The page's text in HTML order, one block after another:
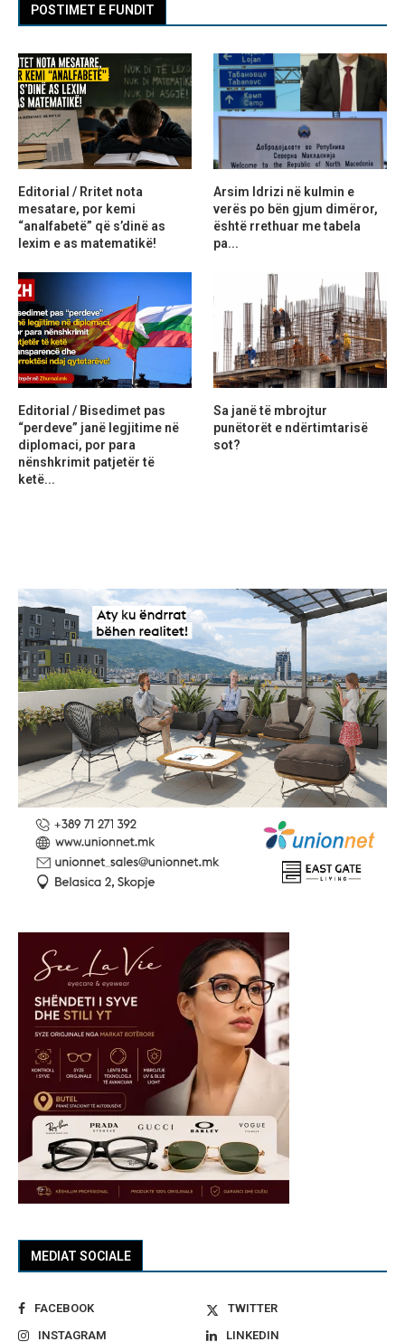
MEDIAT SOCIALE
FACEBOOK
TWITTER
INSTAGRAM
LINKEDIN
POSTIMET E FUNDIT
Editorial / Rritet nota
mesatare, por kemi
“analfabetë” që s’dinë as
lexim e as matematikë!
Arsim Idrizi në kulmin e
verës po bën gjum dimëror,
është rrethuar me tabela
pa...
Editorial / Bisedimet pas
“perdeve” janë legjitime në
diplomaci, por para
nënshkrimit patjetër të
ketë...
Sa janë të mbrojtur
punëtorët e ndërtimtarisë
sot?